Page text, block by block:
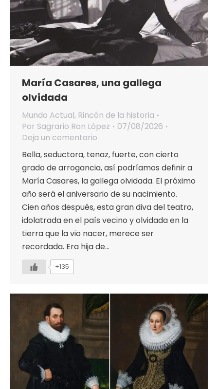
María Casares, una gallega
olvidada
Mundo Actual, Rincón de la historia
Por Sagrario Ron López
07/08/2026
Deja un comentario
Bella, seductora, tenaz, fuerte, con cierto
grado de arrogancia, así podríamos definir a
María Casares, la gallega olvidada. El próximo
año será el aniversario de su nacimiento.
Cien años después, esta gran diva del teatro,
idolatrada en el país vecino y olvidada en la
tierra que la vio nacer, merece ser
recordada. Era hija de…
+135